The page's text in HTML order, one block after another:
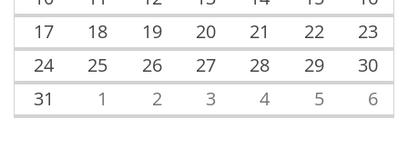
17
18 19 20 21 22
23
24
25 26 27 28 29
30
31
1 2 3 4 5 6